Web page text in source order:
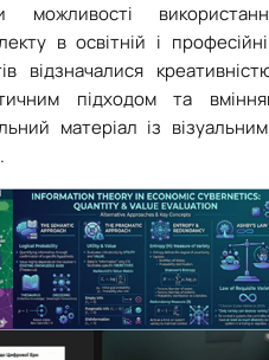
в освітній і
відзначалися
підходом та
матеріал із